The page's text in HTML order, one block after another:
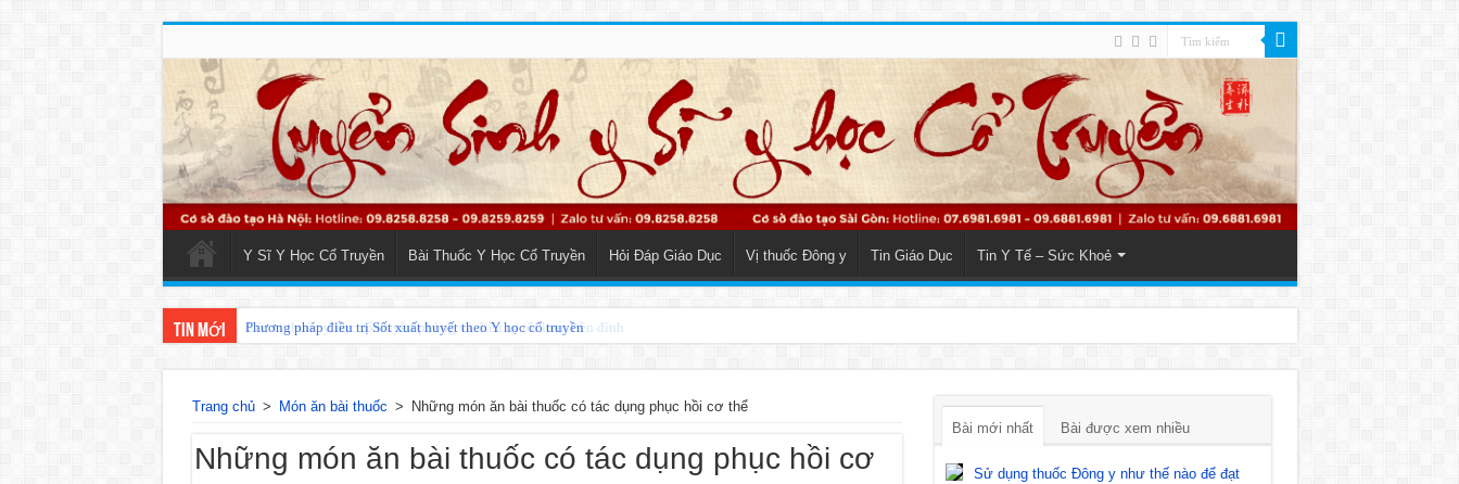
Y Sĩ Y Học Cổ Truyền Bài Thuốc Y Học Cổ Truyền Hỏi Đáp Giáo Dục Vị thuốc Đông y Tin Giáo Dục Tin Y Tế – Sức Khoẻ
Tin mới Phương pháp điều trị Sốt xuất huyết theo Y học cổ truyền
Trang chủ > Món ăn bài thuốc > Những món ăn bài thuốc có tác dụng phục hồi cơ thể
Những món ăn bài thuốc có tác dụng phục hồi cơ
Bài mới nhất Bài được xem nhiều
Sử dụng thuốc Đông y như thế nào để đạt